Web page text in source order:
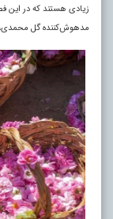
زیادی هستند که در این
مدهوش‌کننده گل محمدی،